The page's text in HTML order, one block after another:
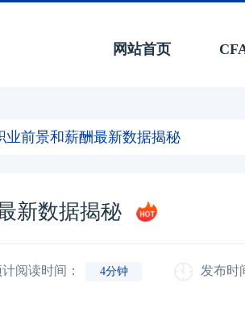
网站首页
业前景和薪酬最新数据揭秘
新数据揭秘
阅读时间： 4分钟 发布时